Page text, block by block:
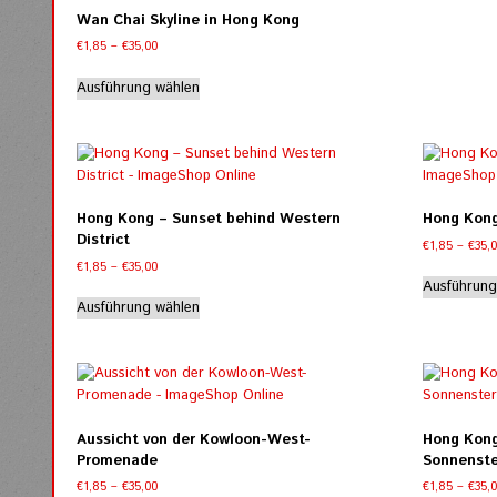
Wan Chai Skyline in Hong Kong
€1,85 – €35,00Preisspanne:
bis
€35,00
Ausführung wählen
Varianten
auf.
Optionen
der
Produktseite
Hong Kong – Sunset behind Western
District
€1,85 – €35,00Preisspanne:
bis
€35,00
Ausführung wählen
Dieses
Produkt
Varianten
auf.
Optionen
Hong
€1,85 – €
Aussicht von der Kowloon-West-
Promenade
€1,85 – €35,00Preisspanne:
Hong
€1,85 – €